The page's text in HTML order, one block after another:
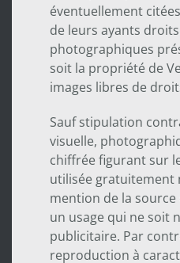
éventuellement
de leurs ayants
photographiques
soit la propriété de
images libres de
Sauf stipulation
visuelle,
chiffrée figurant sur
utilisée gratuitement
mention de la
un usage qui ne soit
publicitaire. Par
reproduction à